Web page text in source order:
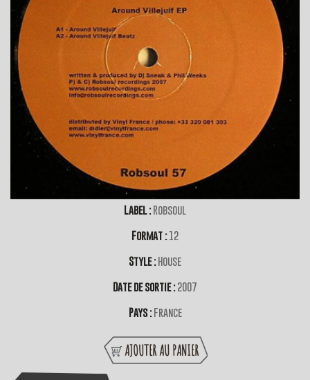
Label :Robsoul
Format :12
Style :House
Date de sortie :2007
Pays :France
AJOUTER AU PANIER